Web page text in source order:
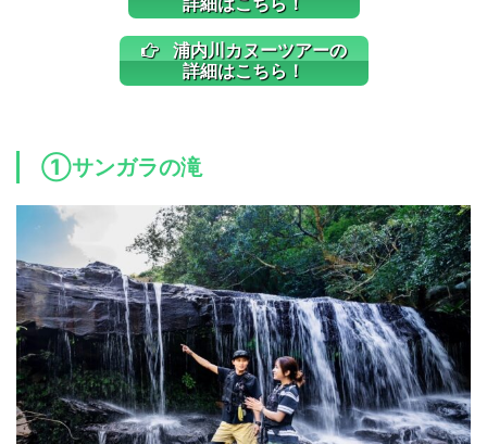
浦内川カヌーツアーの
詳細はこちら！
①サンガラの滝